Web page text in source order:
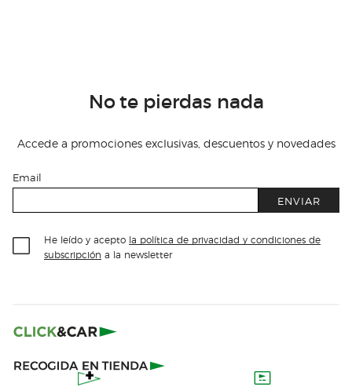
No te pierdas nada
Accede a promociones exclusivas, descuentos y novedades
Email
ENVIAR
He leído y acepto la política de privacidad y condiciones de
subscripción a la newsletter